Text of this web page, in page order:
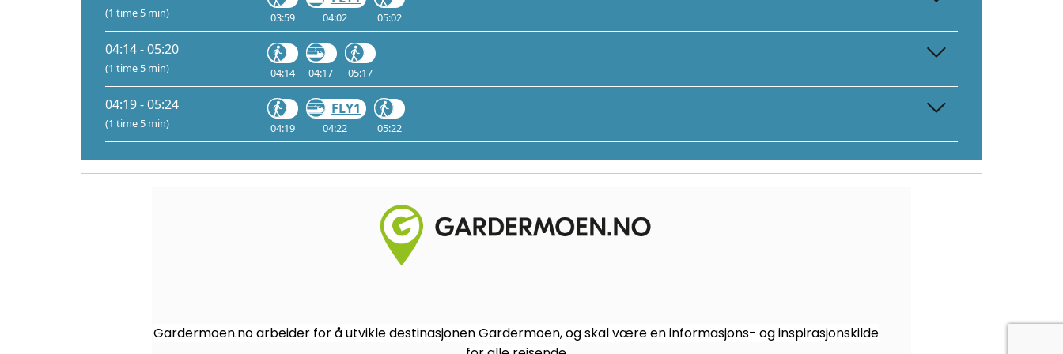
(1 time 5 min) 03:59 04:02 05:02
04:14 - 05:20
(1 time 5 min) 04:14 04:17 05:17
04:19 - 05:24
(1 time 5 min) 04:19
FLY1
04:22 05:22
Gardermoen.no arbeider for å utvikle destinasjonen Gardermoen, og skal være en informasjons- og inspirasjonskilde